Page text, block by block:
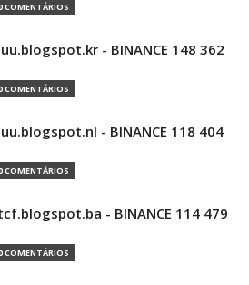
COMENTÁRIOS
- BINANCE 148 362
COMENTÁRIOS
- BINANCE 118 404
COMENTÁRIOS
- BINANCE 114 479
COMENTÁRIOS